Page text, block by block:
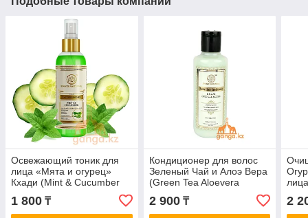
Освежающий тоник для
лица «Мята и огурец»
Кхади (Mint & Cucumber
1 800 ₸
Кондиционер для волос
Зеленый Чай и Алоэ Вера
(Green Tea Aloevera
2 900₸ 2